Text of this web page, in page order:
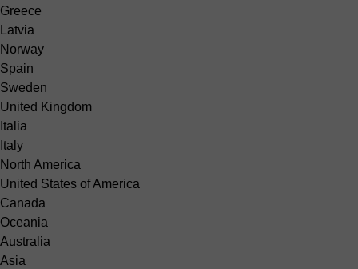
Greece
Latvia
Norway
Spain
Sweden
United Kingdom
Italia
Italy
North America
United States of America
Canada
Oceania
Australia
Asia